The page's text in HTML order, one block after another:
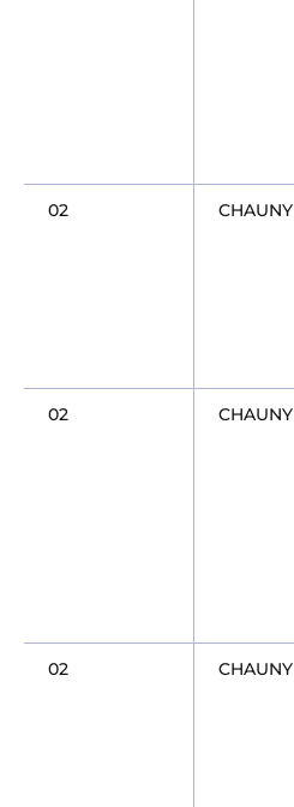
02 CHAUNY
02 CHAUNY
02 CHAUNY